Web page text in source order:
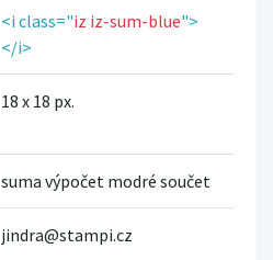
<i class="iz iz-sum-blue">
</i>
18 x 18 px.
suma výpočet modré součet
jindra@stampi.cz